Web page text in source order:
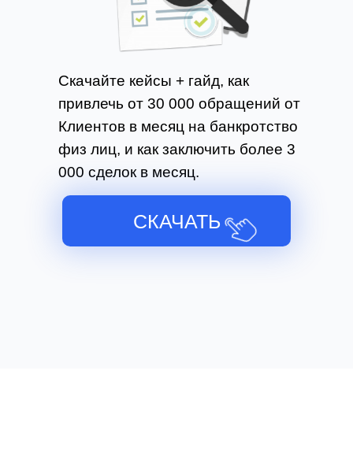
Скачайте кейсы + гайд, как
привлечь от 30 000 обращений от
Клиентов в месяц на банкротство
физ лиц, и как заключить более 3
000 сделок в месяц.
СКАЧАТЬ